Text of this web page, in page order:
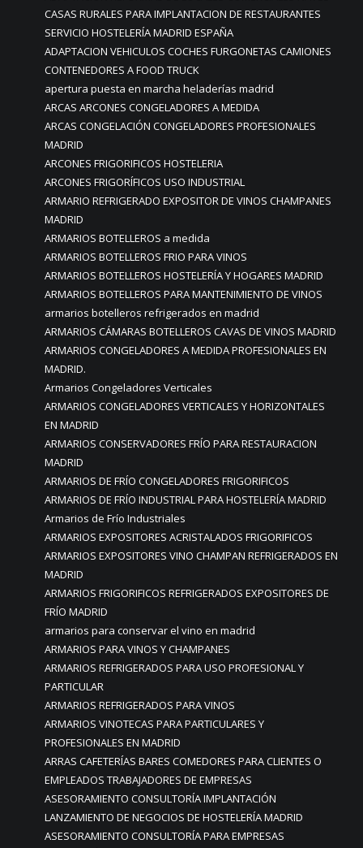
CASAS RURALES PARA IMPLANTACION DE RESTAURANTES
SERVICIO HOSTELERÍA MADRID ESPAÑA
ADAPTACION VEHICULOS COCHES FURGONETAS CAMIONES
CONTENEDORES A FOOD TRUCK
apertura puesta en marcha heladerías madrid
ARCAS ARCONES CONGELADORES A MEDIDA
ARCAS CONGELACIÓN CONGELADORES PROFESIONALES
MADRID
ARCONES FRIGORIFICOS HOSTELERIA
ARCONES FRIGORÍFICOS USO INDUSTRIAL
ARMARIO REFRIGERADO EXPOSITOR DE VINOS CHAMPANES
MADRID
ARMARIOS BOTELLEROS a medida
ARMARIOS BOTELLEROS FRIO PARA VINOS
ARMARIOS BOTELLEROS HOSTELERÍA Y HOGARES MADRID
ARMARIOS BOTELLEROS PARA MANTENIMIENTO DE VINOS
armarios botelleros refrigerados en madrid
ARMARIOS CÁMARAS BOTELLEROS CAVAS DE VINOS MADRID
ARMARIOS CONGELADORES A MEDIDA PROFESIONALES EN
MADRID.
Armarios Congeladores Verticales
ARMARIOS CONGELADORES VERTICALES Y HORIZONTALES
EN MADRID
ARMARIOS CONSERVADORES FRÍO PARA RESTAURACION
MADRID
ARMARIOS DE FRÍO CONGELADORES FRIGORIFICOS
ARMARIOS DE FRÍO INDUSTRIAL PARA HOSTELERÍA MADRID
Armarios de Frío Industriales
ARMARIOS EXPOSITORES ACRISTALADOS FRIGORIFICOS
ARMARIOS EXPOSITORES VINO CHAMPAN REFRIGERADOS EN
MADRID
ARMARIOS FRIGORIFICOS REFRIGERADOS EXPOSITORES DE
FRÍO MADRID
armarios para conservar el vino en madrid
ARMARIOS PARA VINOS Y CHAMPANES
ARMARIOS REFRIGERADOS PARA USO PROFESIONAL Y
PARTICULAR
ARMARIOS REFRIGERADOS PARA VINOS
ARMARIOS VINOTECAS PARA PARTICULARES Y
PROFESIONALES EN MADRID
ARRAS CAFETERÍAS BARES COMEDORES PARA CLIENTES O
EMPLEADOS TRABAJADORES DE EMPRESAS
ASESORAMIENTO CONSULTORÍA IMPLANTACIÓN
LANZAMIENTO DE NEGOCIOS DE HOSTELERÍA MADRID
ASESORAMIENTO CONSULTORÍA PARA EMPRESAS